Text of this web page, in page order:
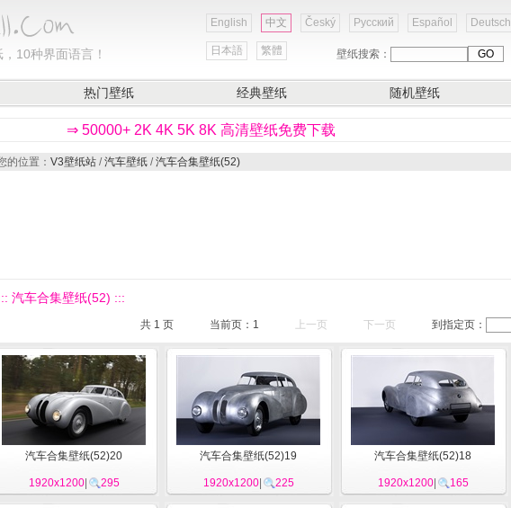
10种界面语言！
English 中文 Český Русский Español Deutsch
日本語 繁體 壁纸搜索：
热门壁纸 经典壁纸 随机壁纸
⇒ 50000+ 2K 4K 5K 8K 高清壁纸免费下载
的位置： V3壁纸站 /汽车壁纸 /汽车合集壁纸(52)
汽车合集壁纸(52) :::
共 1 页 当前页： 1 上一页 下一页 到指定页：
汽车合集壁纸(52)20
1920x1200| 295
汽车合集壁纸(52)19
1920x1200| 225
汽车合集壁纸(52)18
1920x1200| 165